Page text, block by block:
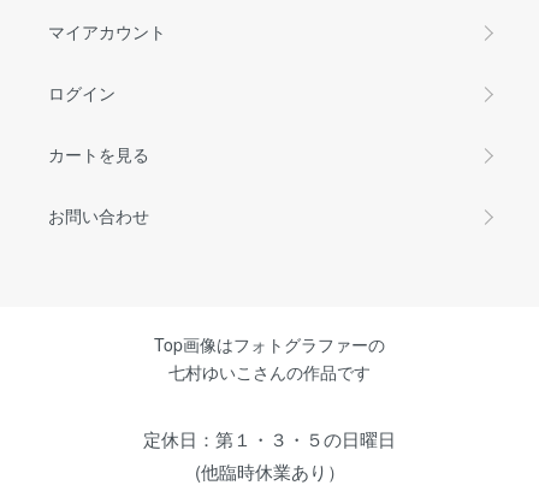
マイアカウント
ログイン
カートを見る
お問い合わせ
Top画像はフォトグラファーの
七村ゆいこさんの作品です
定休日：第１・３・５の日曜日
(他臨時休業あり）